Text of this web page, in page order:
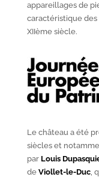
appareillages de
caractéristique
XIIèmesiècle.
Le château a été
siècles et
par Louis
de Viollet-le-Duc,